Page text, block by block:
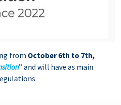
from October 6th to 7th,
” and will have as main